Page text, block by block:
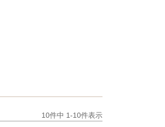
10件中 1-10件表示